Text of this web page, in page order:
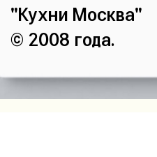
"Кухни Москва"
© 2008 года.